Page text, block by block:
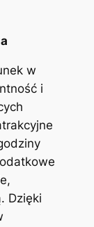
w
i
Dzięki